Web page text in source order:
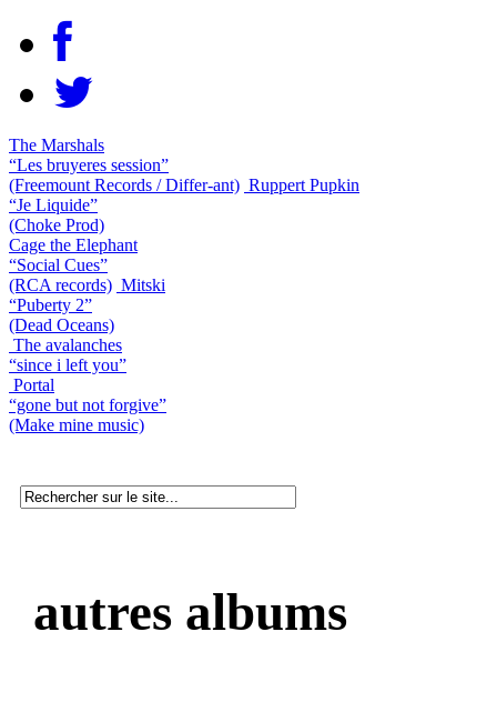
The Marshals
“Les bruyeres session”
(Freemount Records / Differ-ant) Ruppert Pupkin
“Je Liquide”
(Choke Prod)
Cage the Elephant
“Social Cues”
(RCA records) Mitski
“Puberty 2”
(Dead Oceans)
The avalanches
“since i left you”
Portal
“gone but not forgive”
(Make mine music)
autres albums